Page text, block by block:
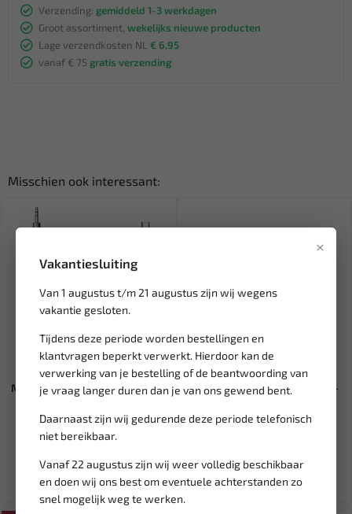
×
Vakantiesluiting
Van 1 augustus t/m 21 augustus zijn wij wegens
vakantie gesloten.
Tijdens deze periode worden bestellingen en
klantvragen beperkt verwerkt. Hierdoor kan de
verwerking van je bestelling of de beantwoording van
je vraag langer duren dan je van ons gewend bent.
Daarnaast zijn wij gedurende deze periode telefonisch
niet bereikbaar.
Vanaf 22 augustus zijn wij weer volledig beschikbaar
en doen wij ons best om eventuele achterstanden zo
snel mogelijk weg te werken.
Verzending: gemiddeld 1-3 werkdagen
Groot assortiment, wekelijks nieuwe producten
Lage verzendkosten NL € 6,95
vanaf € 75 gratis verzending
Misschien ook interessant:
Leverbaar
MCDODO Kabel USB-C naar 3,5
8,95
Leverbaar
CUBE zekering 175A (1 st.) BL-